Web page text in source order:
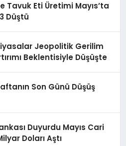
Tavuk Eti Üretimi Mayıs’ta
Düştü
Jeopolitik Gerilim
Beklentisiyle Düşüşte
Son Günü Düşüş
Duyurdu Mayıs Cari
Doları Aştı